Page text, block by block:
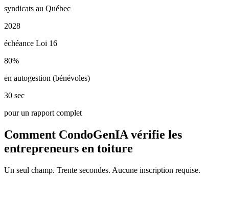
syndicats au Québec
2028
échéance Loi 16
80%
en autogestion (bénévoles)
30 sec
pour un rapport complet
Comment CondoGenIA vérifie les
entrepreneurs en toiture
Un seul champ. Trente secondes. Aucune inscription requise.